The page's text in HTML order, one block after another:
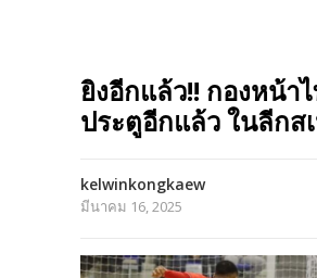
ยิงอีกแล้ว!! กองหน้า
ประตูอีกแล้ว ในลีกส
kelwinkongkaew
มีนาคม 16, 2025